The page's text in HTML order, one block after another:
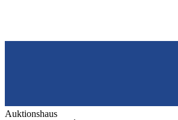
Auktionshaus